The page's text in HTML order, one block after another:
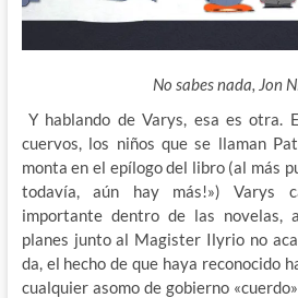
No sabes nada, Jon
Y hablando de Varys, esa es otra.
cuervos, los niños que se llaman
monta en el epílogo del libro (al más
todavía, aún hay más!») Varys
importante dentro de las novelas,
planes junto al Magister Ilyrio no
da, el hecho de que haya reconocido
cualquier asomo de gobierno